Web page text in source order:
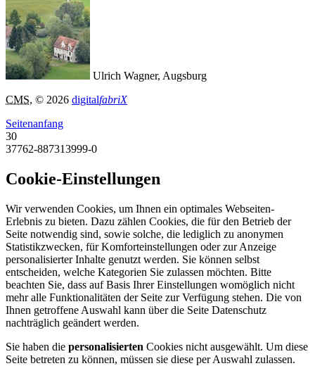
Ulrich Wagner, Augsburg
CMS, © 2026 digitalfabriX
Seitenanfang
30
37762-887313999-0
Cookie-Einstellungen
Wir verwenden Cookies, um Ihnen ein optimales Webseiten-
Erlebnis zu bieten. Dazu zählen Cookies, die für den Betrieb der
Seite notwendig sind, sowie solche, die lediglich zu anonymen
Statistikzwecken, für Komforteinstellungen oder zur Anzeige
personalisierter Inhalte genutzt werden. Sie können selbst
entscheiden, welche Kategorien Sie zulassen möchten. Bitte
beachten Sie, dass auf Basis Ihrer Einstellungen womöglich nicht
mehr alle Funktionalitäten der Seite zur Verfügung stehen. Die von
Ihnen getroffene Auswahl kann über die Seite Datenschutz
nachträglich geändert werden.
Sie haben die personalisierten Cookies nicht ausgewählt. Um diese
Seite betreten zu können, müssen sie diese per Auswahl zulassen.